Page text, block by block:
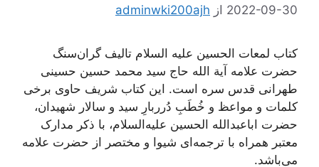
2022-09-30 از adminwki200ajh
کتاب لمعات الحسین علیه السلام تالیف گران‌سنگ
حضرت علامه آیة الله حاج سید محمد حسین حسینی
طهرانی قدس سره است. این کتاب شریف حاوی برخی
کلمات و مواعظ و خُطَبِ دُرربارِ سید و سالار شهیدان،
حضرت اباعبدالله الحسین علیه‌السلام، با ذکر مدارک
معتبر همراه با ترجمه‌ای شیوا و مختصر از حضرت علامه
می‌باشد.